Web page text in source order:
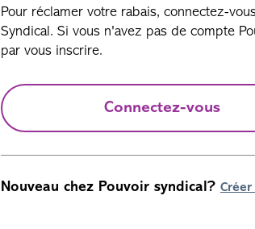
Pour réclamer votre rabais, connectez-
Syndical. Si vous n'avez pas de compte
par vous inscrire.
Connectez-vous
Nouveau chez Pouvoir syndical?